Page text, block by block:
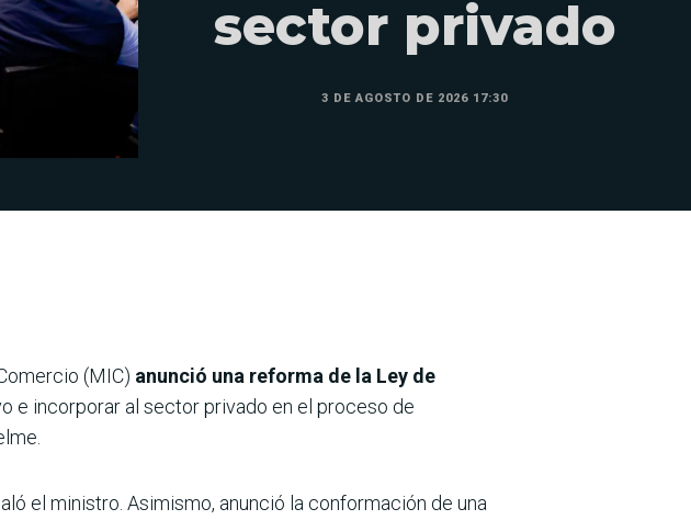
sector privado
3 DE AGOSTO DE 2026 17:30
(MIC) anunció una reforma de la Ley de
e incorporar al sector privado en el proceso de
el ministro. Asimismo, anunció la conformación de una